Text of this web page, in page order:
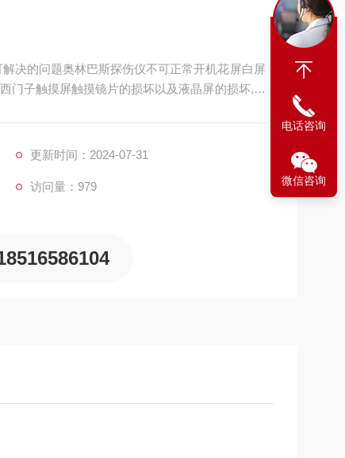
决的问题奥林巴斯探伤仪不可正常开机花屏白屏
门子触摸屏触摸镜片的损坏以及液晶屏的损坏,公
更新时间：2024-07-31
访问量：979
电话咨询
微信咨询